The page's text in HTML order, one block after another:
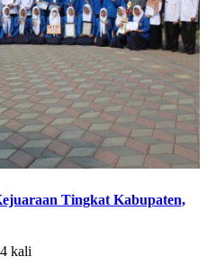
Tingkat Kabupaten,
kali